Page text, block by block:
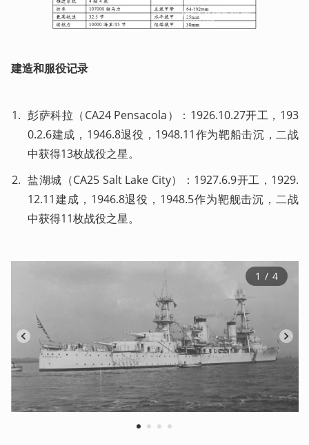
建造和服役记录
彭萨科拉（CA24 Pensacola）：1926.10.27开工，193
0.2.6建成，1946.8退役，1948.11作为靶船击沉，二战
中获得13枚战役之星。
盐湖城（CA25 Salt Lake City）：1927.6.9开工，1929.
12.11建成，1946.8退役，1948.5作为靶舰击沉，二战
中获得11枚战役之星。
1 2 3 4
1 / 4